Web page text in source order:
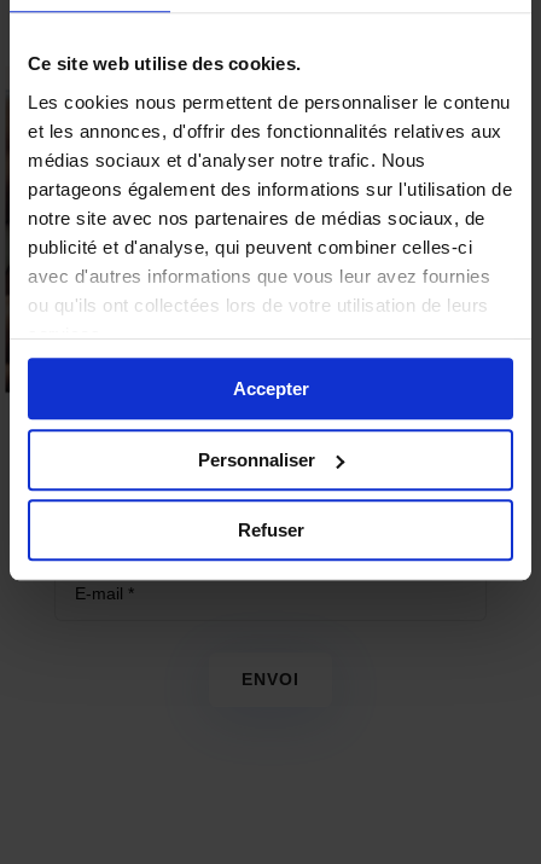
Ce site web utilise des cookies.
Les cookies nous permettent de personnaliser le contenu
et les annonces, d'offrir des fonctionnalités relatives aux
médias sociaux et d'analyser notre trafic. Nous
partageons également des informations sur l'utilisation de
notre site avec nos partenaires de médias sociaux, de
publicité et d'analyse, qui peuvent combiner celles-ci
avec d'autres informations que vous leur avez fournies
ou qu'ils ont collectées lors de votre utilisation de leurs
services.
Accepter
Personnaliser
Refuser
entends pas pendant que je marche avec. Elles
Ajouter un commentaire
Votre adresse e-mail ne sera pas publiée. Les
champs obligatoires sont indiqués avec *
ENVOI
9.6/10 (19 avis)
★★★★★
15% offerts sur votre
première commande
Valable sur tous les produits